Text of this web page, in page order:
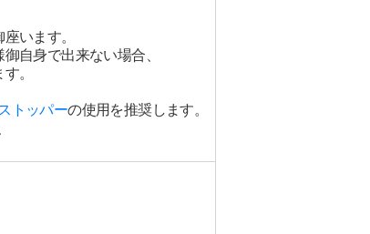
います。
自身で出来ない場合、
。
トッパーの使用を推奨します。